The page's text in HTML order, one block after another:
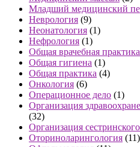
Младший медицинский
Неврология (9)
Неонатология (1)
Нефрология (1)
Общая врачебная
Общая гигиена (1)
Общая практика (4)
Онкология (6)
Операционное дело (1)
Организация
(32)
Организация
Оториноларингология (11)